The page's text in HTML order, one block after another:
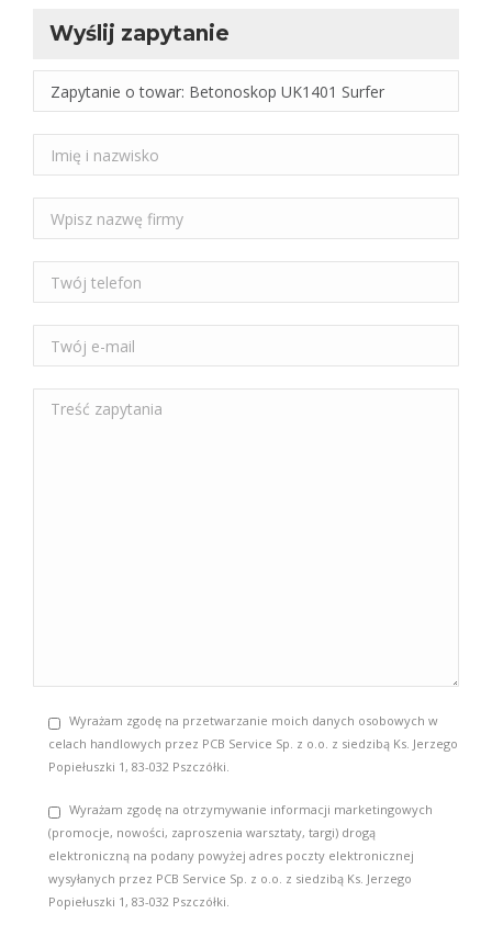
Wyślij zapytanie
Wyrażam zgodę na przetwarzanie moich danych osobowych w
celach handlowych przez PCB Service Sp. z o.o. z siedzibą Ks. Jerzego
Popiełuszki 1, 83-032 Pszczółki.
Wyrażam zgodę na otrzymywanie informacji marketingowych
(promocje, nowości, zaproszenia warsztaty, targi) drogą
elektroniczną na podany powyżej adres poczty elektronicznej
wysyłanych przez PCB Service Sp. z o.o. z siedzibą Ks. Jerzego
Popiełuszki 1, 83-032 Pszczółki.